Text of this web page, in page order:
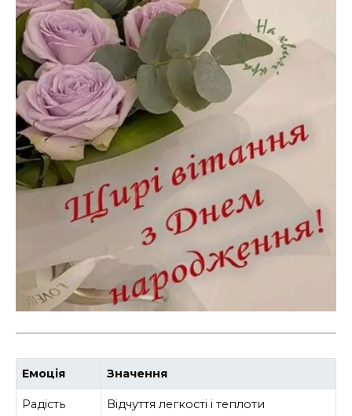
Емоція Значення
Радість Відчуття легкості і теплоти